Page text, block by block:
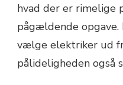
hvad der er rimelige
pågældende opgave.
vælge elektriker ud
pålideligheden også